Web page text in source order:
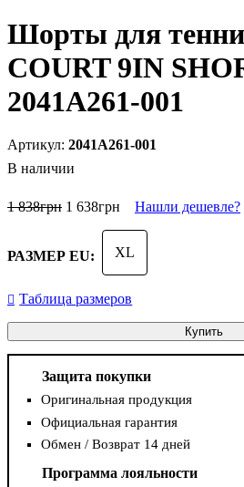
Шорты для
COURT 9IN
2041A261-001
2041A261-001
В наличии
1 838грн 1 638грн Нашли дешевле?
РАЗМЕР EU: XL
Таблица размеров
Купить
Защита покупки
Оригинальная продукция
Официальная гарантия
Обмен / Возврат 14 дней
Программа лояльности